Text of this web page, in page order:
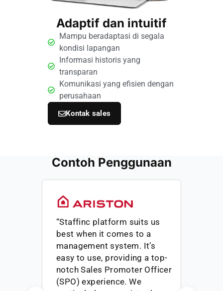
Adaptif dan intuitif
Mampu beradaptasi di segala
kondisi lapangan
Informasi historis yang
transparan
Komunikasi yang efisien dengan
perusahaan
Kontak sales
Contoh Penggunaan
“We are impressed and highly
satisfied with Staffinc
platform’s products and
services. The system is
straightforward & effectively
solves the real problem we